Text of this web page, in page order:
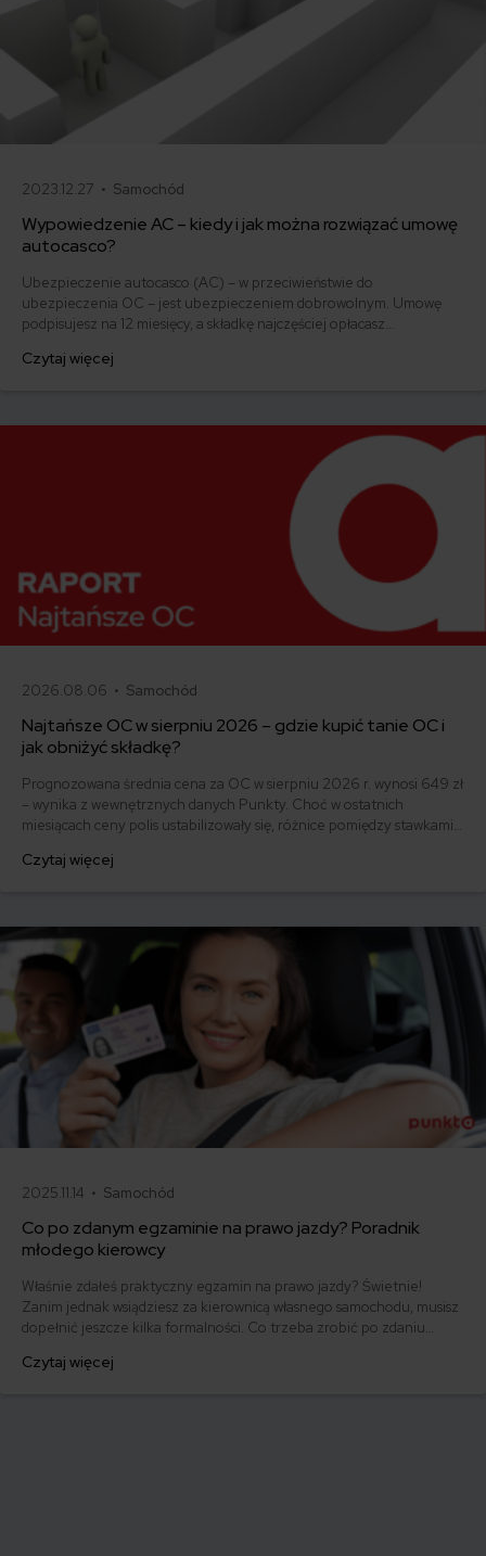
2023.12.27 • Samochód
Wypowiedzenie AC – kiedy i jak można rozwiązać umowę
autocasco?
Ubezpieczenie autocasco (AC) – w przeciwieństwie do
ubezpieczenia OC – jest ubezpieczeniem dobrowolnym. Umowę
podpisujesz na 12 miesięcy, a składkę najczęściej opłacasz
ofertę lub zdecydowałeś się sprzedać samochód w trakcie trwania
Czytaj więcej
2026.08.06 • Samochód
Najtańsze OC w sierpniu 2026 – gdzie kupić tanie OC i
jak obniżyć składkę?
Prognozowana średnia cena za OC w sierpniu 2026 r. wynosi 649 zł
– wynika z wewnętrznych danych Punkty. Choć w ostatnich
miesiącach ceny polis ustabilizowały się, różnice pomiędzy stawkami
500 zł, inni – powyżej 1500 zł. Gdzie znaleźć najtańsze OC w Polsce
Czytaj więcej
2025.11.14 • Samochód
Co po zdanym egzaminie na prawo jazdy? Poradnik
młodego kierowcy
Właśnie zdałeś praktyczny egzamin na prawo jazdy? Świetnie!
Zanim jednak wsiądziesz za kierownicą własnego samochodu, musisz
dopełnić jeszcze kilka formalności. Co trzeba zrobić po zdaniu
którym szybko załatwisz sprawy urzędowe i będziesz mógł prowadzić
Czytaj więcej